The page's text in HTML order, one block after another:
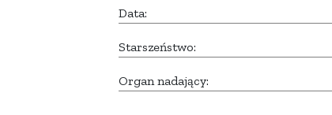
Data:
Starszeństwo:
Organ nadający: